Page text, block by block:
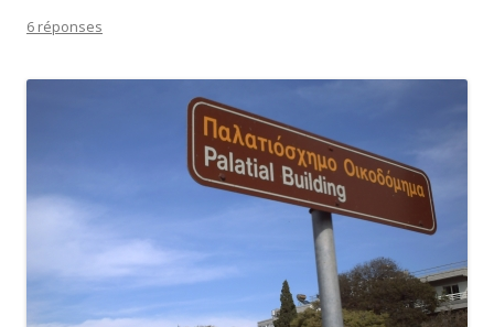
6 réponses